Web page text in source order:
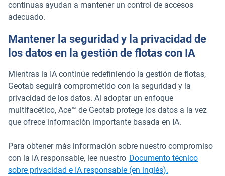
continuas ayudan a mantener un control de accesos
adecuado.
Mantener la seguridad y la privacidad de
los datos en la gestión de flotas con IA
Mientras la IA continúe redefiniendo la gestión de flotas,
Geotab seguirá comprometido con la seguridad y la
privacidad de los datos. Al adoptar un enfoque
multifacético, Ace™ de Geotab protege los datos a la vez
que ofrece información importante basada en IA.
Para obtener más información sobre nuestro compromiso
con la IA responsable, lee nuestro Documento técnico
sobre privacidad e IA responsable (en inglés).